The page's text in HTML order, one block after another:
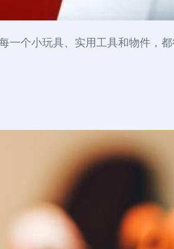
一个小玩具、实用工具和物件，